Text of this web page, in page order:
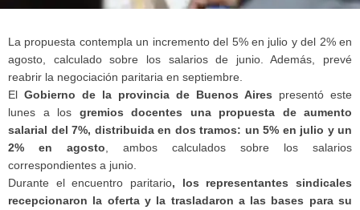
La propuesta contempla un incremento del 5% en julio y del 2% en
agosto, calculado sobre los salarios de junio. Además, prevé
reabrir la negociación paritaria en septiembre.
El Gobierno de la provincia de Buenos Aires presentó este
lunes a los gremios docentes una propuesta de aumento
salarial del 7%, distribuida en dos tramos: un 5% en julio y un
2% en agosto , ambos calculados sobre los salarios
correspondientes a junio.
Durante el encuentro paritario, los representantes sindicales
recepcionaron la oferta y la trasladaron a las bases para su